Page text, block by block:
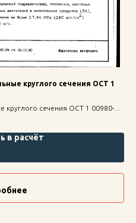
круглого сечения ОСТ 1
круглого сечения ОСТ 1 00980-80
в расчёт